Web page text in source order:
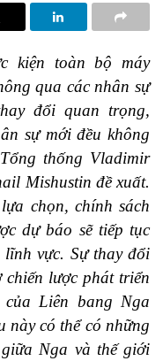
kiện toàn bộ máy
qua các nhân sự
đổi quan trọng,
sự mới đều không
thống Vladimir
Mishustin đề xuất.
chọn, chính sách
dự báo sẽ tiếp tục
vực. Sự thay đổi
lược phát triển
Liên bang Nga
này có thể có những
Nga và thế giới